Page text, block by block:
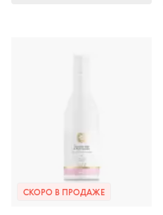
СКОРО В ПРОДАЖЕ